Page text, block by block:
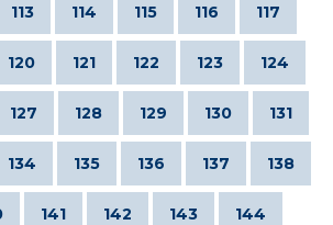
113 114 115 116 117
120 121 122 123 124
127 128 129 130 131
134 135 136 137 138
141 142 143 144